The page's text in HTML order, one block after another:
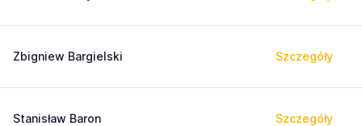
Zbigniew Bargielski Szczegóły
Stanisław Baron Szczegóły